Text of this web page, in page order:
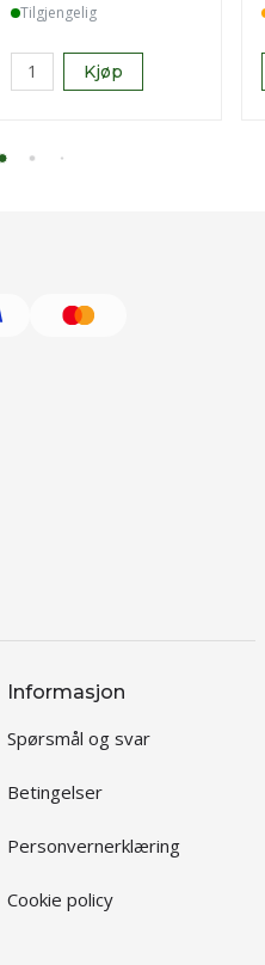
Tilgjengelig
Kjøp
Informasjon
Spørsmål og svar
Betingelser
Personvernerklæring
Cookie policy